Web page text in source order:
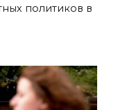
политиков в